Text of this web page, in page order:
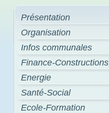
Présentation
Organisation
Infos communales
Finance-Constructions
Energie
Santé-Social
Ecole-Formation